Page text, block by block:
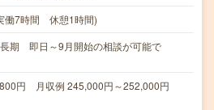
働7時間 休憩1時間)
長期 即日～9月開始の相談が可能で
円 月収例 245,000円～252,000円